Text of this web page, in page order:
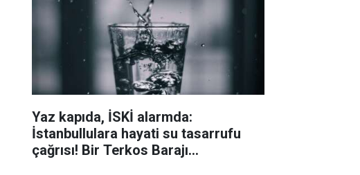
Yaz kapıda, İSKİ alarmda:
İstanbullulara hayati su tasarrufu
çağrısı! Bir Terkos Barajı